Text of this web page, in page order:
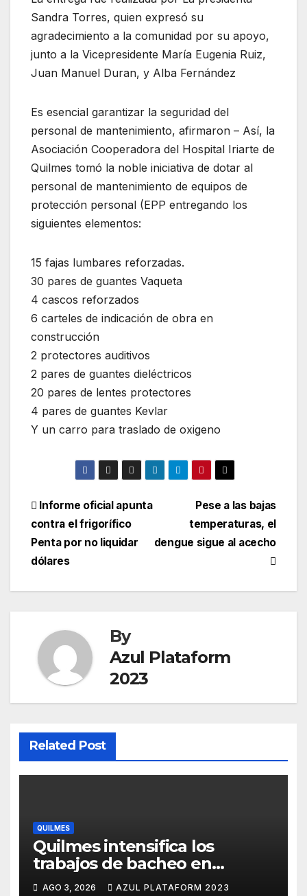
Sandra Torres, quien expresó su
agradecimiento a la comunidad por su apoyo,
junto a la Vicepresidente María Eugenia Ruiz,
Juan Manuel Duran, y Alba Fernández
Es esencial garantizar la seguridad del
personal de mantenimiento, afirmaron – Así, la
Asociación Cooperadora del Hospital Iriarte de
Quilmes tomó la noble iniciativa de dotar al
personal de mantenimiento de equipos de
protección personal (EPP entregando los
siguientes elementos:
15 fajas lumbares reforzadas.
30 pares de guantes Vaqueta
4 cascos reforzados
6 carteles de indicación de obra en
construcción
2 protectores auditivos
2 pares de guantes dieléctricos
20 pares de lentes protectores
4 pares de guantes Kevlar
Y un carro para traslado de oxigeno
Pese a las bajas
temperaturas, el
dengue sigue al acecho
Informe oficial apunta
contra el frigorífico
Penta por no liquidar
dólares
By
Azul Plataform
2023
Related Post
QUILMES
Quilmes intensifica los
trabajos de bacheo en
distintos barrios
AGO 3, 2026 AZUL PLATAFORM 2023